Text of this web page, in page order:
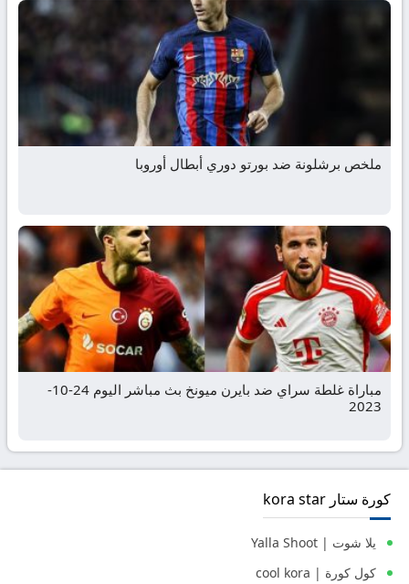
ملخص برشلونة ضد بورتو دوري أبطال أوروبا
مباراة غلطة سراي ضد بايرن ميونخ بث مباشر اليوم 24-10-
2023
كورة ستار kora star
يلا شوت | Yalla Shoot
كول كورة | cool kora